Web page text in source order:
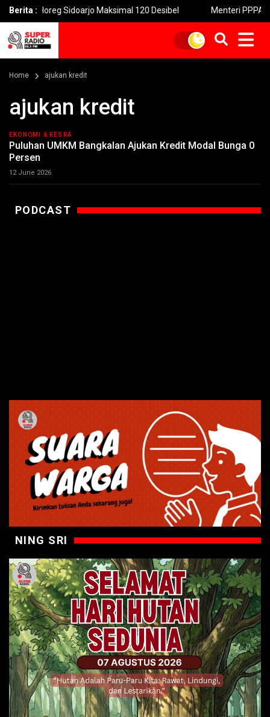
Berita :
Horeg Sidoarjo Maksimal 120 Desibel Menteri PPPA:
Home ajukan kredit
ajukan kredit
EKONOMI & KESRA
Puluhan UMKM Bangkalan Ajukan Kredit Modal Bunga 0
Persen
12 June 2026
PODCAST
NING SRI